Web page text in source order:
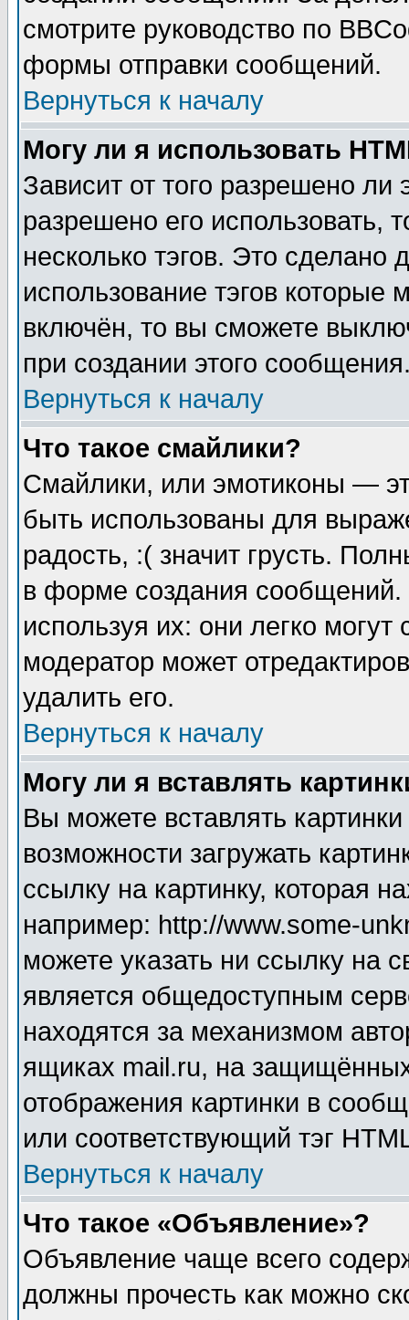
смотрите руководство по
формы отправки сообщений.
Вернуться к началу
Могу ли я использовать
Зависит от того разрешено
разрешено его использовать,
несколько тэгов. Это сделано
использование тэгов
включён, то вы сможете
при создании этого
Вернуться к началу
Что такое смайлики?
Смайлики, или эмотиконы —
быть использованы для
радость, :( значит грусть.
в форме создания сообщений.
используя их: они легко
модератор может
удалить его.
Вернуться к началу
Могу ли я вставлять
Вы можете вставлять
возможности загружать
ссылку на картинку, которая
например: http://www.some-
можете указать ни ссылку на
является общедоступным
находятся за механизмом
ящиках mail.ru, на
отображения картинки в
или соответствующий тэг
Вернуться к началу
Что такое «Объявление»?
Объявление чаще всего
должны прочесть как можно